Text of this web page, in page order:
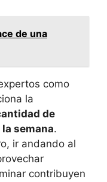
de una
como
la
de
semana.
ir andando al
contribuyen